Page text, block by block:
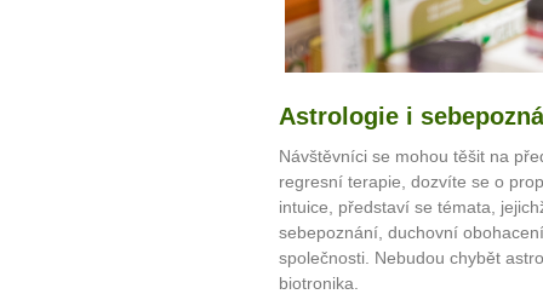
Astrologie i
Návštěvníci se mohou těšit na
regresní terapie, dozvíte se o
intuice, představí se témata,
sebepoznání, duchovní
společnosti. Nebudou chybět
biotronika.